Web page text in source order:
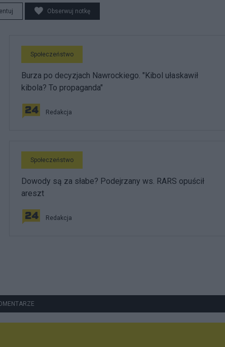
Obserwuj notkę
Społeczeństwo
Burza po decyzjach Nawrockiego. "Kibol ułaskawił
kibola? To propaganda"
Redakcja
Społeczeństwo
Dowody są za słabe? Podejrzany ws. RARS opuścił
areszt
Redakcja